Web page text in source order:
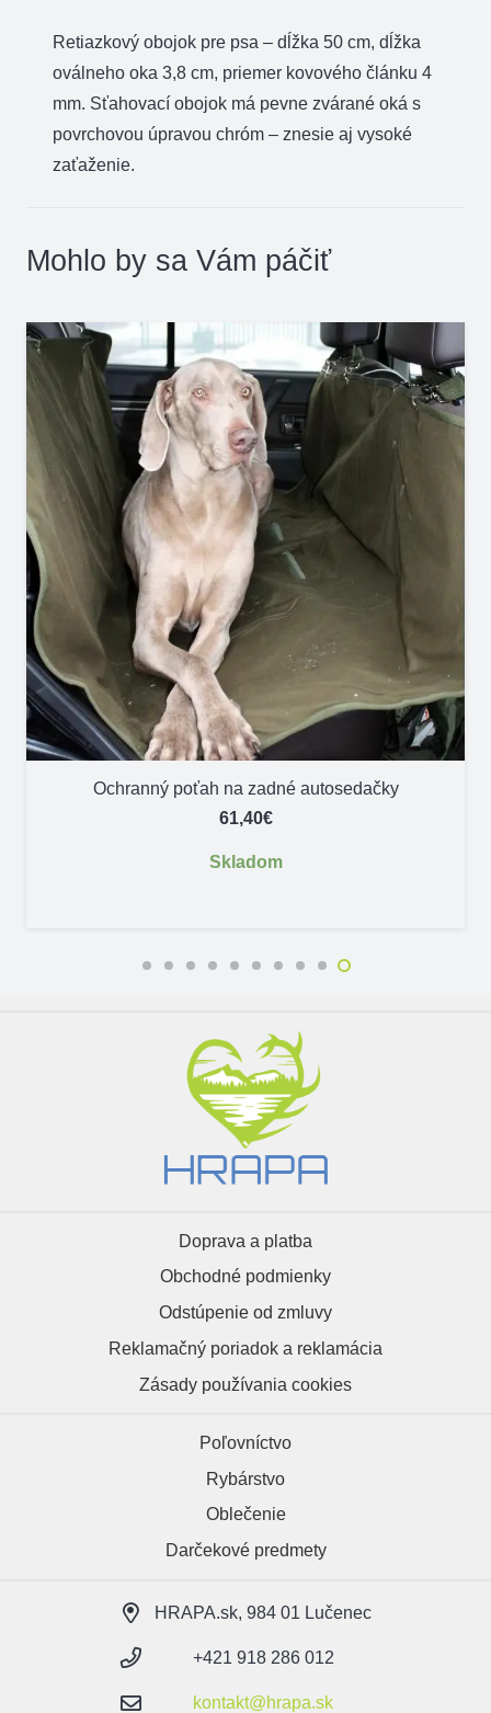
Retiazkový obojok pre psa – dĺžka 50 cm, dĺžka
oválneho oka 3,8 cm, priemer kovového článku 4
mm. Sťahovací obojok má pevne zvárané oká s
povrchovou úpravou chróm – znesie aj vysoké
zaťaženie.
Mohlo by sa Vám páčiť
Ochranný poťah na zadné autosedačky
61,40€
Skladom
Doprava a platba
Obchodné podmienky
Odstúpenie od zmluvy
Reklamačný poriadok a reklamácia
Zásady používania cookies
Poľovníctvo
Rybárstvo
Oblečenie
Darčekové predmety
HRAPA.sk, 984 01 Lučenec
+421 918 286 012
kontakt@hrapa.sk